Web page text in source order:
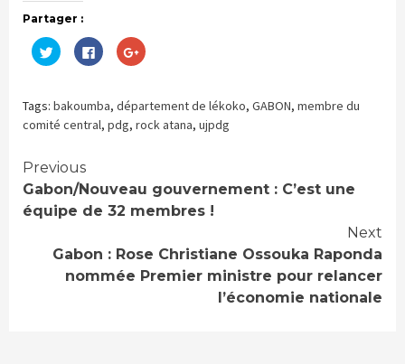
Partager :
Cliquez
pour
partager
dans
une
nouvelle
Cliquez
pour
partager
dans
une
nouvelle
fenêtre)
Cliquez
pour
(ouvre
dans
une
Tags: bakoumba, département de lékoko, GABON, membre du
comité central, pdg, rock atana, ujpdg
Continue
Reading
Previous
Gabon/Nouveau gouvernement : C’est une
équipe de 32 membres !
Next
Gabon : Rose Christiane Ossouka Raponda
nommée Premier ministre pour relancer
l’économie nationale